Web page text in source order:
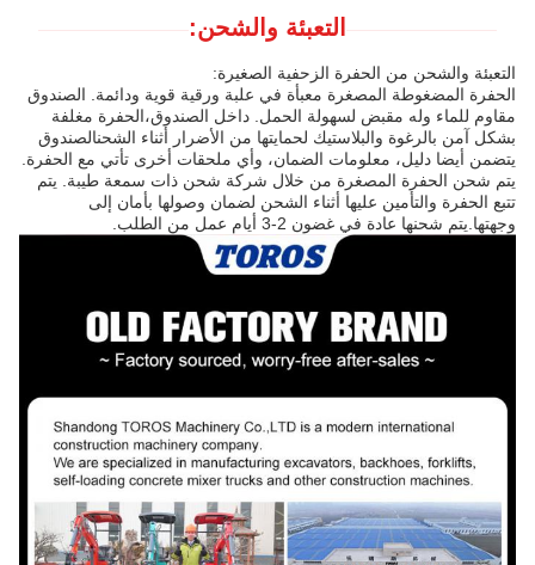
التعبئة والشحن:
التعبئة والشحن من الحفرة الزحفية الصغيرة:
الحفرة المضغوطة المصغرة معبأة في علبة ورقية قوية ودائمة. الصندوق
مقاوم للماء وله مقبض لسهولة الحمل. داخل الصندوق،الحفرة مغلفة
بشكل آمن بالرغوة والبلاستيك لحمايتها من الأضرار أثناء الشحنالصندوق
يتضمن أيضا دليل، معلومات الضمان، وأي ملحقات أخرى تأتي مع الحفرة.
يتم شحن الحفرة المصغرة من خلال شركة شحن ذات سمعة طيبة. يتم
تتبع الحفرة والتأمين عليها أثناء الشحن لضمان وصولها بأمان إلى
وجهتها.يتم شحنها عادة في غضون 2-3 أيام عمل من الطلب.